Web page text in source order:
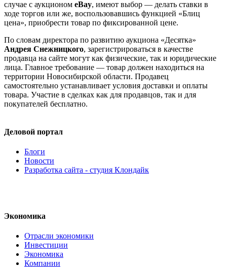
случае с аукционом eBay, имеют выбор — делать ставки в
ходе торгов или же, воспользовавшись функцией «Блиц
цена», приобрести товар по фиксированной цене.
По словам директора по развитию аукциона «Десятка»
Андрея Снежницкого, зарегистрироваться в качестве
продавца на сайте могут как физические, так и юридические
лица. Главное требование — товар должен находиться на
территории Новосибирской области. Продавец
самостоятельно устанавливает условия доставки и оплаты
товара. Участие в сделках как для продавцов, так и для
покупателей бесплатно.
Деловой портал
Блоги
Новости
Разработка сайта - студия Клондайк
Экономика
Отрасли экономики
Инвестиции
Экономика
Компании